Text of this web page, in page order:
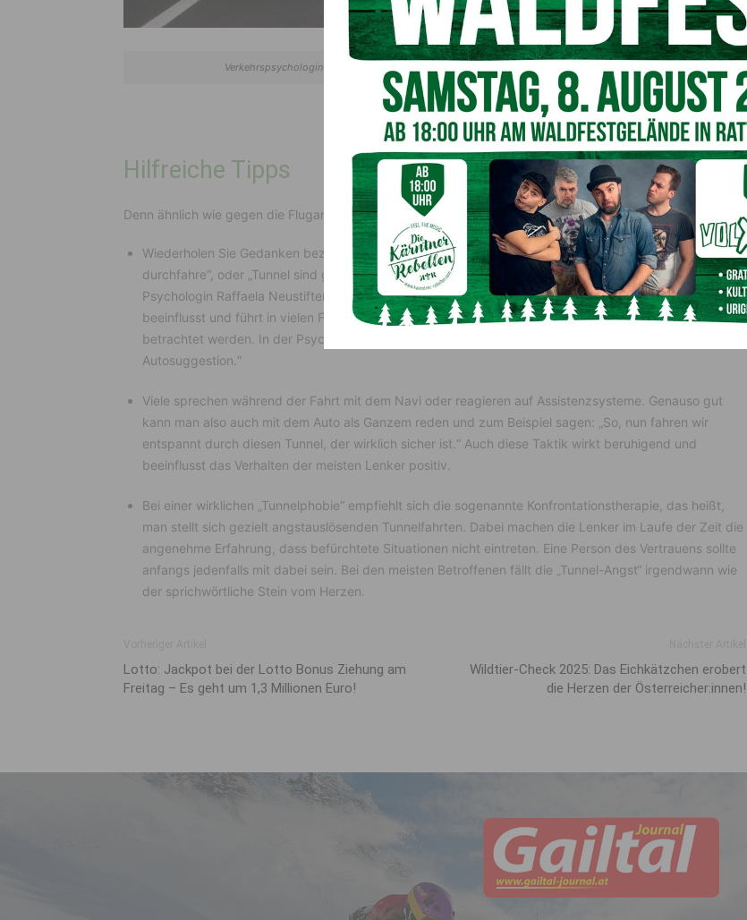
Verkehrspsychologin empfiehlt einfache Übungen; auch „Konfrontationstherapie“ hilfreich.
© Pixabay
Hilfreiche Tipps
Denn ähnlich wie gegen die Flugangst kann man gegen dieses irrationale Gefühletwas unternehmen:
Wiederholen Sie Gedanken beziehungsweise Sätze wie „Ich fühle mich sicher, wenn ich einen Tunnel
durchfahre“, oder „Tunnel sind genauso sicher wie andere Autobahnabschnitte im Freien“. KFV-
Psychologin Raffaela Neustifter: „Wenn man positive Gedanken wiederholt, wird das Unbewusste
beeinflusst und führt in vielen Fällen dazu, dass Tunnel in Zukunft als praktisch, sicher und angstfrei
betrachtet werden. In der Psychologie nennt man das Selbst-Affirmation beziehungsweise
Autosuggestion.“
Viele sprechen während der Fahrt mit dem Navi oder reagieren auf Assistenzsysteme. Genauso gut
kann man also auch mit dem Auto als Ganzem reden und zum Beispiel sagen: „So, nun fahren wir
entspannt durch diesen Tunnel, der wirklich sicher ist.“ Auch diese Taktik wirkt beruhigend und
beeinflusst das Verhalten der meisten Lenker positiv.
Bei einer wirklichen „Tunnelphobie“ empfiehlt sich die sogenannte Konfrontationstherapie, das heißt,
man stellt sich gezielt angstauslösenden Tunnelfahrten. Dabei machen die Lenker im Laufe der Zeit die
angenehme Erfahrung, dass befürchtete Situationen nicht eintreten. Eine Person des Vertrauens sollte
anfangs jedenfalls mit dabei sein. Bei den meisten Betroffenen fällt die „Tunnel-Angst“ irgendwann wie
der sprichwörtliche Stein vom Herzen.
Lotto: Jackpot bei der Lotto Bonus Ziehung am
Freitag – Es geht um 1,3 Millionen Euro!
Wildtier-Check 2025: Das Eichkätzchen erobert
die Herzen der Österreicher:innen!